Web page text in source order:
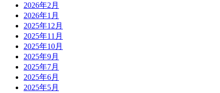
2026年2月
2026年1月
2025年12月
2025年11月
2025年10月
2025年9月
2025年7月
2025年6月
2025年5月